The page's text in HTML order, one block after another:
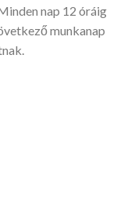
nap 12 óráig
munkanap